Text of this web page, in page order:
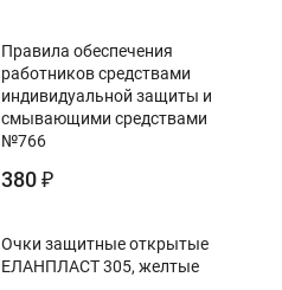
Правила обеспечения
работников средствами
индивидуальной защиты и
смывающими средствами
№766
380 ₽
Очки защитные открытые
ЕЛАНПЛАСТ 305, желтые